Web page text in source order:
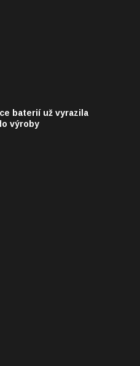
baterií už vyrazila
výroby